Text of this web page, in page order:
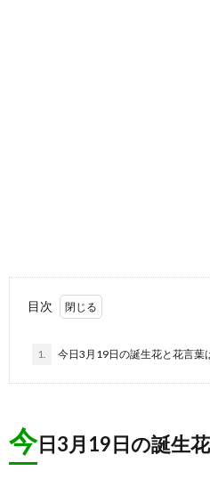
目次
1. 今日3月19日の誕生花と花言葉
今日3月19日の誕生